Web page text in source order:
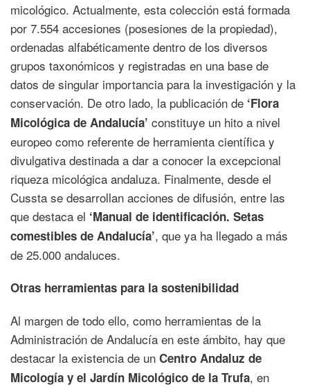
micológico. Actualmente, esta colección está formada
por 7.554 accesiones (posesiones de la propiedad),
ordenadas alfabéticamente dentro de los diversos
grupos taxonómicos y registradas en una base de
datos de singular importancia para la investigación y la
conservación. De otro lado, la publicación de ‘Flora
Micológica de Andalucía’ constituye un hito a nivel
europeo como referente de herramienta científica y
divulgativa destinada a dar a conocer la excepcional
riqueza micológica andaluza. Finalmente, desde el
Cussta se desarrollan acciones de difusión, entre las
que destaca el ‘Manual de identificación. Setas
comestibles de Andalucía’, que ya ha llegado a más
de 25.000 andaluces.
Otras herramientas para la sostenibilidad
Al margen de todo ello, como herramientas de la
Administración de Andalucía en este ámbito, hay que
destacar la existencia de un Centro Andaluz de
Micología y el Jardín Micológico de la Trufa, en